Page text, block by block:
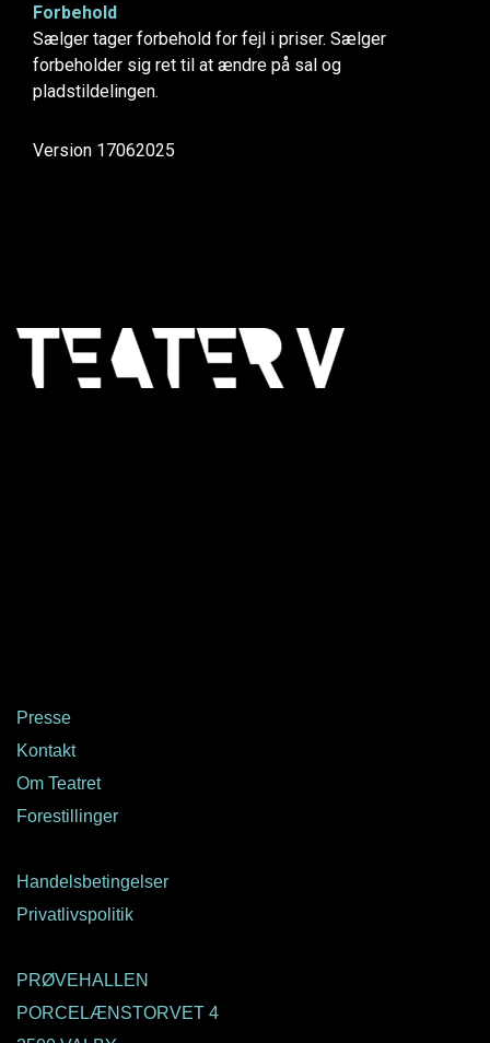
Forbehold
Sælger tager forbehold for fejl i priser. Sælger
forbeholder sig ret til at ændre på sal og
pladstildelingen.
Version 17062025
Presse
Kontakt
Om Teatret
Forestillinger
Handelsbetingelser
Privatlivspolitik
PRØVEHALLEN
PORCELÆNSTORVET 4